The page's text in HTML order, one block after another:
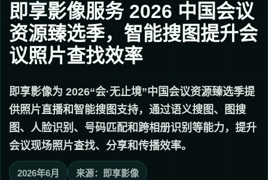
即享影像服务 2026 中国会议
资源臻选季，智能搜图提升会
议照片查找效率
即享影像为 2026“会·无止境”中国会议资源臻选季提
供照片直播和智能搜图支持，通过语义搜图、图搜
图、人脸识别、号码匹配和跨相册识别等能力，提升
会议现场照片查找、分享和传播效率。
2026年6月 来源：即享影像